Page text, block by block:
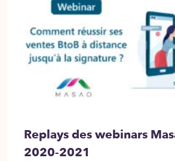
Replays des webinars
2020-2021